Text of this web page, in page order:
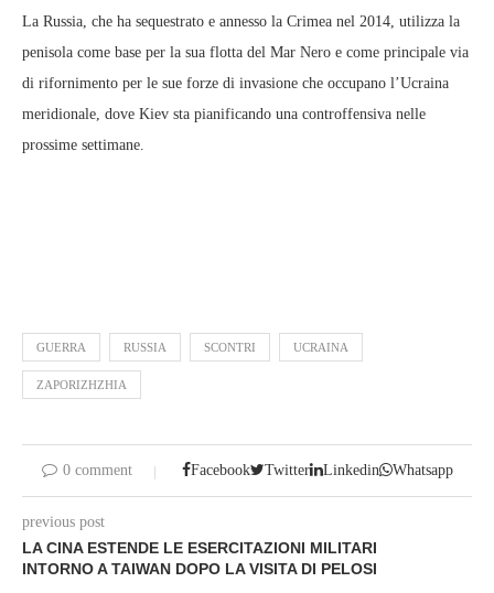
La Russia, che ha sequestrato e annesso la Crimea nel 2014, utilizza la
penisola come base per la sua flotta del Mar Nero e come principale via
di rifornimento per le sue forze di invasione che occupano l’Ucraina
meridionale, dove Kiev sta pianificando una controffensiva nelle
prossime settimane.
GUERRA RUSSIA SCONTRI UCRAINA
ZAPORIZHZHIA
0 comment Facebook Twitter Linkedin Whatsapp
previous post
LA CINA ESTENDE LE ESERCITAZIONI MILITARI
INTORNO A TAIWAN DOPO LA VISITA DI PELOSI